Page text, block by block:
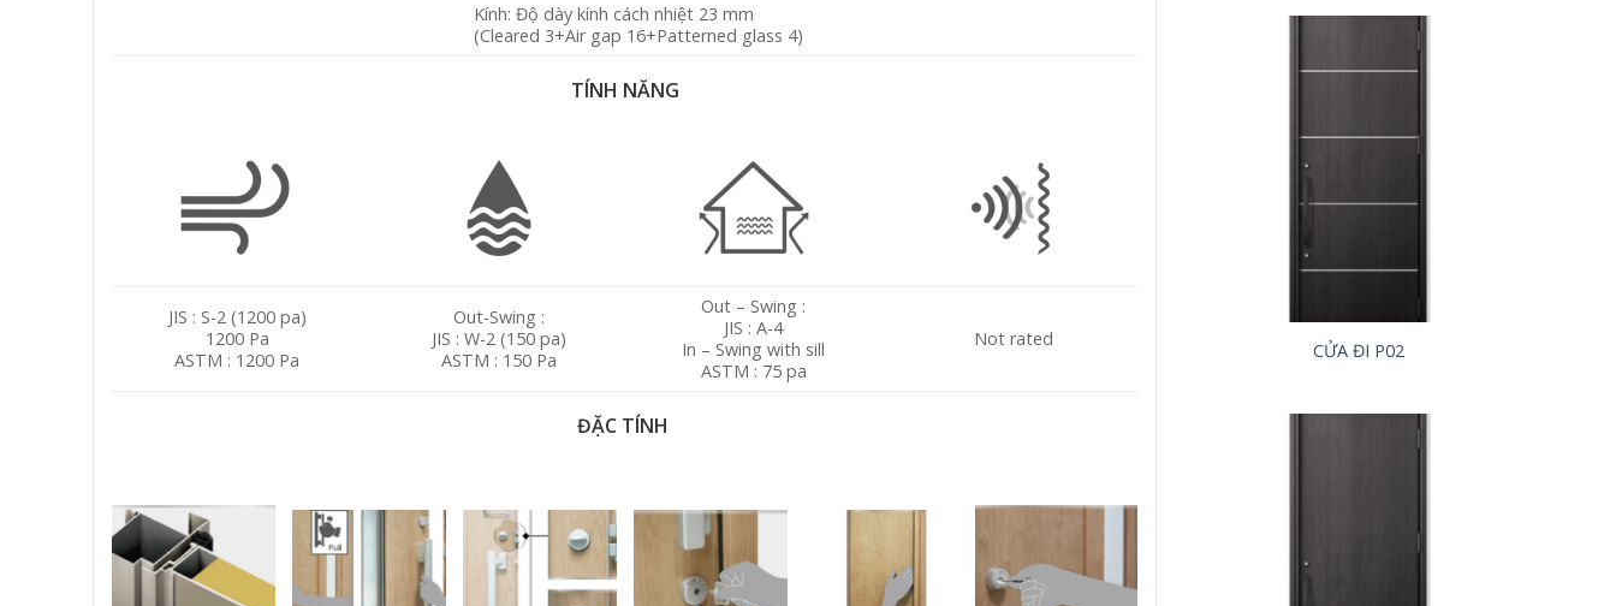
Kính: Độ dày kính cách nhiệt 23 mm
(Cleared 3+Air gap 16+Patterned glass 4)
TÍNH NĂNG
JIS : S-2 (1200 pa)
1200 Pa
ASTM : 1200 Pa
Out-Swing :
JIS : W-2 (150 pa)
ASTM : 150 Pa
Out – Swing :
JIS : A-4
In – Swing with sill
ASTM : 75 pa
Not rated
ĐẶC TÍNH
CỬA ĐI P02